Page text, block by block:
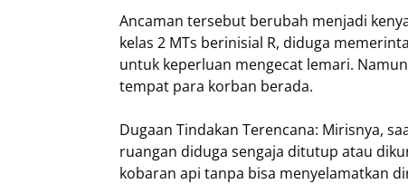
​Ancaman tersebut berubah menjadi
kelas 2 MTs berinisial R, diduga
untuk keperluan mengecat lemari.
tempat para korban berada.
​Dugaan Tindakan Terencana: Mirisnya,
ruangan diduga sengaja ditutup atau
kobaran api tanpa bisa menyelamatkan